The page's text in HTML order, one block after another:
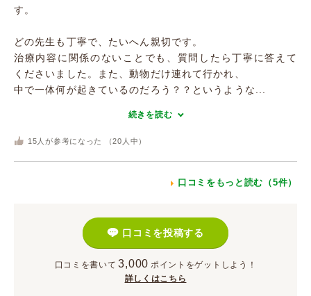
す。
どの先生も丁寧で、たいへん親切です。
治療内容に関係のないことでも、質問したら丁寧に答えて
くださいました。また、動物だけ連れて行かれ、
中で一体何が起きているのだろう？？というような...
続きを読む
15 人が参考になった （20 人中）
口コミをもっと読む（5件）
口コミを投稿する
口コミを書いて 3,000 ポイント をゲットしよう！
詳しくはこちら